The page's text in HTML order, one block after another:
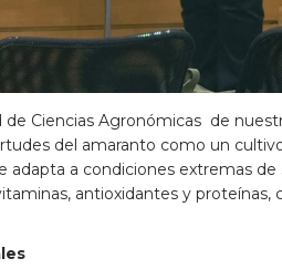
Ciencias Agronómicas de
del amaranto como un
adapta a condiciones extremas
antioxidantes y